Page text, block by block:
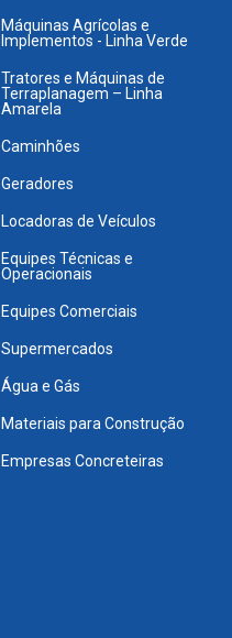
Máquinas Agrícolas e
Implementos - Linha Verde
Tratores e Máquinas de
Terraplanagem – Linha
Amarela
Caminhões
Geradores
Locadoras de Veículos
Equipes Técnicas e
Operacionais
Equipes Comerciais
Supermercados
Água e Gás
Materiais para Construção
Empresas Concreteiras